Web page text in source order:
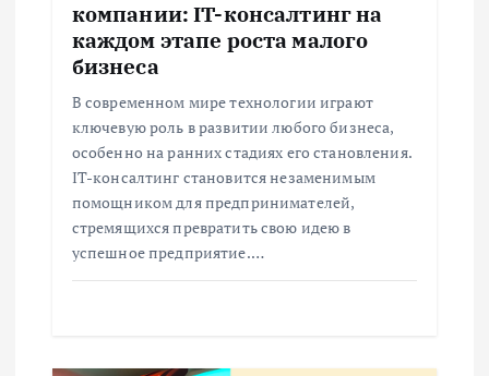
компании: IT-консалтинг на
каждом этапе роста малого
бизнеса
В современном мире технологии играют
ключевую роль в развитии любого бизнеса,
особенно на ранних стадиях его становления.
IT-консалтинг становится незаменимым
помощником для предпринимателей,
стремящихся превратить свою идею в
успешное предприятие.…